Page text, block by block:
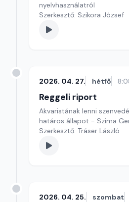
nyelvhasználatról
Szerkesztő: Szikora József
2026. 04. 27. hétfő
Reggeli riport
Akvaristának lenni
határos állapot - Szima
Szerkesztő: Tráser László
2026. 04. 25. szombat